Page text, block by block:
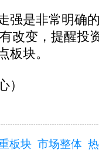
是非常明确
改变，提醒投
板块。
板块 市场整体